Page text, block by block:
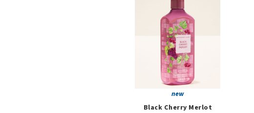
new
Black Cherry Merlot